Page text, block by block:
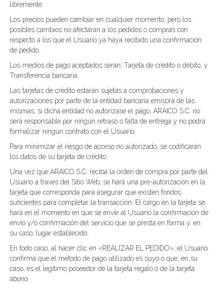
libremente.
Los precios pueden cambiar en cualquier momento, pero los
posibles cambios no afectarán a los pedidos o compras con
respecto a los que el Usuario ya haya recibido una confirmación
de pedido.
Los medios de pago aceptados serán: Tarjeta de crédito o débito, y
Transferencia bancaria.
Las tarjetas de crédito estarán sujetas a comprobaciones y
autorizaciones por parte de la entidad bancaria emisora de las
mismas, si dicha entidad no autorizase el pago, ARAICO S.C. no
será responsable por ningún retraso o falta de entrega y no podrá
formalizar ningún contrato con el Usuario.
Para minimizar el riesgo de acceso no autorizado, se codificarán
los datos de su tarjeta de crédito.
Una vez que ARAICO S.C. reciba la orden de compra por parte del
Usuario a través del Sitio Web, se hará una pre-autorización en la
tarjeta que corresponda para asegurar que existen fondos
suficientes para completar la transacción. El cargo en la tarjeta se
hará en el momento en que se envíe al Usuario la confirmación de
envío y/o confirmación del servicio que se presta en forma y, en
su caso, lugar establecido.
En todo caso, al hacer clic en «REALIZAR EL PEDIDO», el Usuario
confirma que el método de pago utilizado es suyo o que, en su
caso, es el legítimo poseedor de la tarjeta regalo o de la tarjeta
abono.